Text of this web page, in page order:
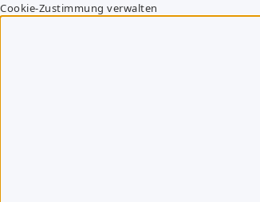
Cookie-Zustimmung verwalten